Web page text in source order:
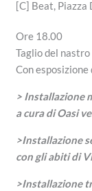
[C] Beat, Piazza
Ore 18.00
Taglio del nastro
Con
> Installazione
a cura di Oasi
>Installazione
con gli abiti di
>Installazione